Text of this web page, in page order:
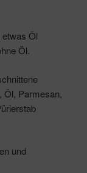
Öl
Öl.
Öl, Parmesan,
und